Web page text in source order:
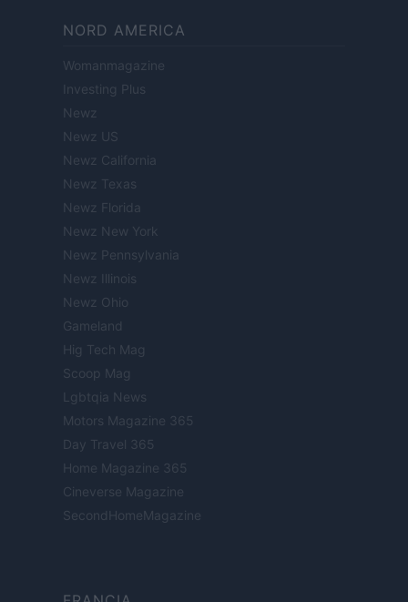
NORD AMERICA
Womanmagazine
Investing Plus
Newz
Newz US
Newz California
Newz Texas
Newz Florida
Newz New York
Newz Pennsylvania
Newz Illinois
Newz Ohio
Gameland
Hig Tech Mag
Scoop Mag
Lgbtqia News
Motors Magazine 365
Day Travel 365
Home Magazine 365
Cineverse Magazine
SecondHomeMagazine